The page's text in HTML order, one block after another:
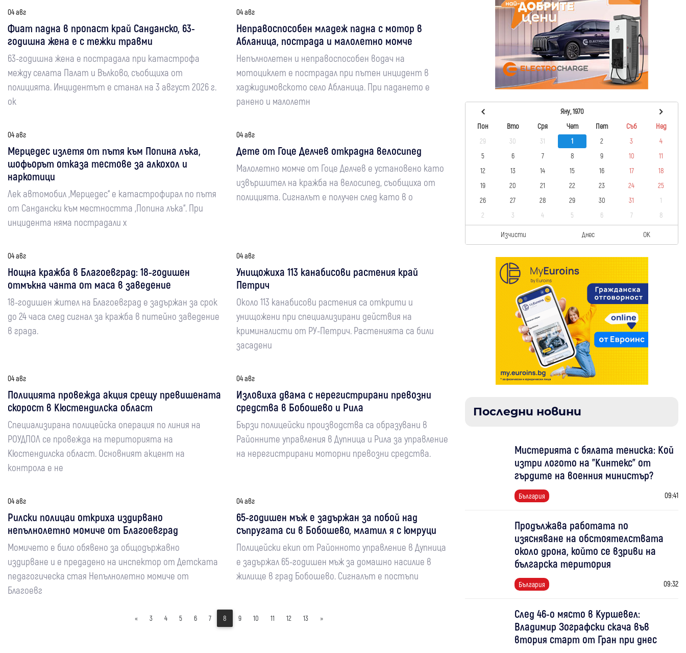
04 авг
Фиат падна в пропаст край Санданско, 63-
годишна жена е с тежки травми
63-годишна жена е пострадала при катастрофа
между селата Палат и Вълково, съобщиха от
полицията. Инцидентът е станал на 3 август 2026 г.
ок
04 авг
Неправоспособен младеж падна с мотор в
Абланица, пострада и малолетно момче
Непълнолетен и неправоспособен водач на
мотоциклет е пострадал при пътен инцидент в
хаджидимовското село Абланица. При падането е
ранено и малолетн
04 авг
Мерцедес излетя от пътя към Попина лъка,
шофьорът отказа тестове за алкохол и
наркотици
Лек автомобил „Мерцедес“ е катастрофирал по пътя
от Сандански към местността „Попина лъка“. При
инцидента няма пострадали х
04 авг
Дете от Гоце Делчев открадна велосипед
Малолетно момче от Гоце Делчев е установено като
извършител на кражба на велосипед, съобщиха от
полицията. Сигналът е получен след като в о
04 авг
Нощна кражба в Благоевград: 18-годишен
отмъкна чанта от маса в заведение
18-годишен жител на Благоевград е задържан за срок
до 24 часа след сигнал за кражба в питейно заведение
в града.
04 авг
Унищожиха 113 канабисови растения край
Петрич
Около 113 канабисови растения са открити и
унищожени при специализирани действия на
криминалисти от РУ-Петрич. Растенията са били
засадени
04 авг
Полицията провежда акция срещу превишената
скорост в Кюстендилска област
Специализирана полицейска операция по линия на
РОУДПОЛ се провежда на територията на
Кюстендилска област. Основният акцент на
контрола е не
04 авг
Изловиха двама с нерегистрирани превозни
средства в Бобошево и Рила
Бързи полицейски производства са образувани в
Районните управления в Дупница и Рила за управление
на нерегистрирани моторни превозни средства.
04 авг
Рилски полицаи откриха издирвано
непълнолетно момиче от Благоевград
Момичето е било обявено за общодържавно
издирване и е предадено на инспектор от Детската
педагогическа стая Непълнолетно момиче от
Благоевг
04 авг
65-годишен мъж е задържан за побой над
съпругата си в Бобошево, млатил я с юмруци
Полицейски екип от Районното управление в Дупница
е задържал 65-годишен мъж за домашно насилие в
жилище в град Бобошево. Сигналът е постъпи
« 3 4 5 6 7 8 9 10 11 12 13 »
Яну, 1970
Пон
Вто Сря Чет Пет Съб
Нед
29
30 31 1 2 3
4
5
6 7 8 9 10
11
12
13 14 15 16 17
18
19
20 21 22 23 24
25
26
27 28 29 30 31
1
2
3 4 5 6 7 8
Изчисти Днес OK
Последни новини
Мистерията с бялата тениска: Кой
изтри логото на "Кинтекс" от
гърдите на военния министър?
България 09:41
Продължава работата по
изясняване на обстоятелствата
около дрона, който се взриви на
българска територия
България 09:32
След 46-о място в Куршевел:
Владимир Зографски скача във
втория старт от Гран при днес